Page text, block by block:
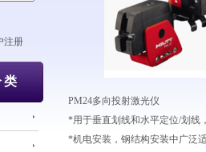
注册
类
PM24多向投射激光仪
*用于垂直划线和水平定位/划线
*机电安装，钢结构安装中广泛